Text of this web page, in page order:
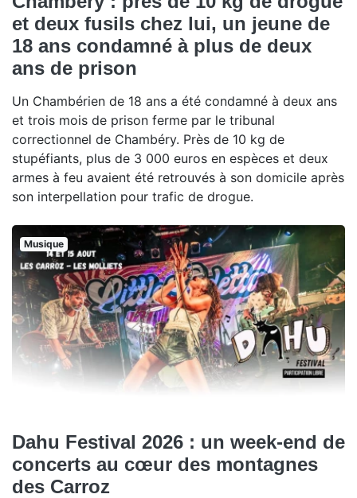
et deux fusils chez lui, un jeune de
18 ans condamné à plus de deux
ans de prison
Un Chambérien de 18 ans a été condamné à deux ans
et trois mois de prison ferme par le tribunal
correctionnel de Chambéry. Près de 10 kg de
stupéfiants, plus de 3 000 euros en espèces et deux
armes à feu avaient été retrouvés à son domicile après
son interpellation pour trafic de drogue.
Musique
Dahu Festival 2026 : un week-end de
concerts au cœur des montagnes
des Carroz